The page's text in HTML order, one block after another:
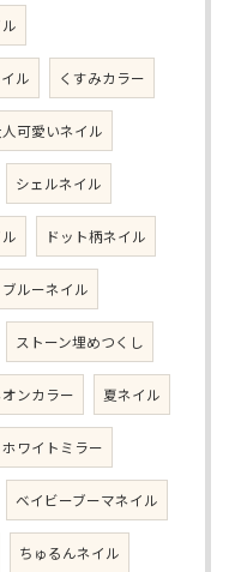
ル くすみカラー
可愛いネイル
シェルネイル
ドット柄ネイル
ブルーネイル
ストーン埋めつくし
ンカラー 夏ネイル
ホワイトミラー
ベイビーブーマネイル
ちゅるんネイル